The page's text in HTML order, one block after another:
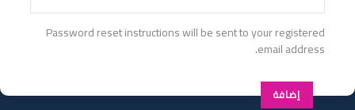
Password reset instructions will be sent to your registered
email address.